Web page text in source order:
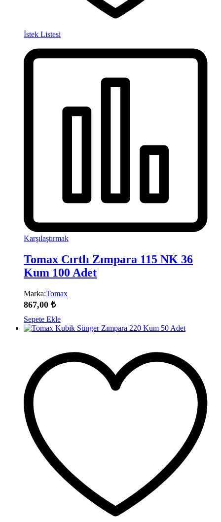
İstek Listesi
Karşılaştırmak
Tomax Cırtlı Zımpara 115 NK 36
Kum 100 Adet
Marka:Tomax
867,00 ₺
Sepete Ekle